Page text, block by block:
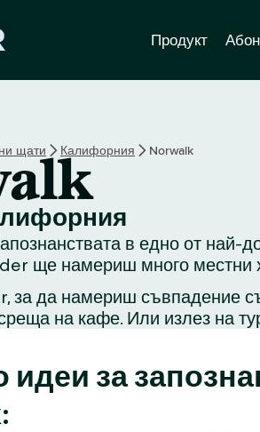
Н
а
ч
а
л
о
Продукт
щати Калифорния Norwalk
в едно от
ще намериш много местни
за да намериш съвпадение
на кафе. Или излез на
идеи за